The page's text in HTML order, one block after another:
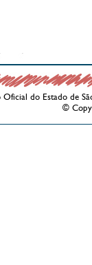
Oficial do Estado de
©